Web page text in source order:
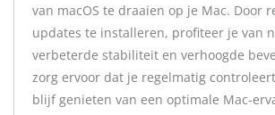
van macOS te draaien op je Mac. Door
updates te installeren, profiteer je van
verbeterde stabiliteit en verhoogde
zorg ervoor dat je regelmatig
blijf genieten van een optimale Mac-